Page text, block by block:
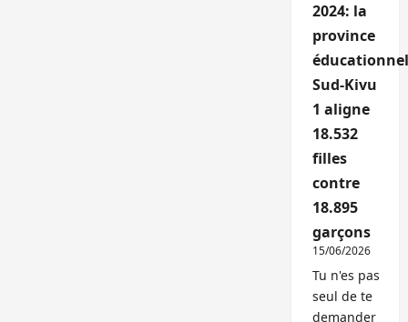
2024: la
province
Sud-Kivu
1 aligne
18.532
filles
contre
18.895
garçons
15/06/2026
Tu n'es pas
seul de te
demander